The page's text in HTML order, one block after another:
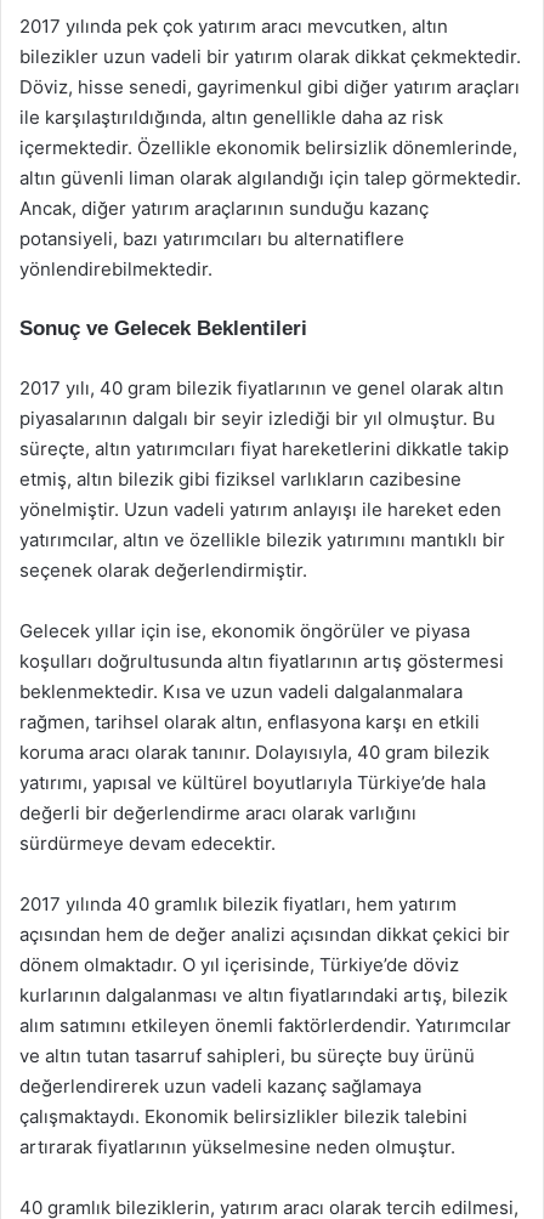
2017 yılında pek çok yatırım aracı mevcutken, altın
bilezikler uzun vadeli bir yatırım olarak dikkat çekmektedir.
Döviz, hisse senedi, gayrimenkul gibi diğer yatırım araçları
ile karşılaştırıldığında, altın genellikle daha az risk
içermektedir. Özellikle ekonomik belirsizlik dönemlerinde,
altın güvenli liman olarak algılandığı için talep görmektedir.
Ancak, diğer yatırım araçlarının sunduğu kazanç
potansiyeli, bazı yatırımcıları bu alternatiflere
yönlendirebilmektedir.
Sonuç ve Gelecek Beklentileri
2017 yılı, 40 gram bilezik fiyatlarının ve genel olarak altın
piyasalarının dalgalı bir seyir izlediği bir yıl olmuştur. Bu
süreçte, altın yatırımcıları fiyat hareketlerini dikkatle takip
etmiş, altın bilezik gibi fiziksel varlıkların cazibesine
yönelmiştir. Uzun vadeli yatırım anlayışı ile hareket eden
yatırımcılar, altın ve özellikle bilezik yatırımını mantıklı bir
seçenek olarak değerlendirmiştir.
Gelecek yıllar için ise, ekonomik öngörüler ve piyasa
koşulları doğrultusunda altın fiyatlarının artış göstermesi
beklenmektedir. Kısa ve uzun vadeli dalgalanmalara
rağmen, tarihsel olarak altın, enflasyona karşı en etkili
koruma aracı olarak tanınır. Dolayısıyla, 40 gram bilezik
yatırımı, yapısal ve kültürel boyutlarıyla Türkiye’de hala
değerli bir değerlendirme aracı olarak varlığını
sürdürmeye devam edecektir.
2017 yılında 40 gramlık bilezik fiyatları, hem yatırım
açısından hem de değer analizi açısından dikkat çekici bir
dönem olmaktadır. O yıl içerisinde, Türkiye’de döviz
kurlarının dalgalanması ve altın fiyatlarındaki artış, bilezik
alım satımını etkileyen önemli faktörlerdendir. Yatırımcılar
ve altın tutan tasarruf sahipleri, bu süreçte buy ürünü
değerlendirerek uzun vadeli kazanç sağlamaya
çalışmaktaydı. Ekonomik belirsizlikler bilezik talebini
artırarak fiyatlarının yükselmesine neden olmuştur.
40 gramlık bileziklerin, yatırım aracı olarak tercih edilmesi,